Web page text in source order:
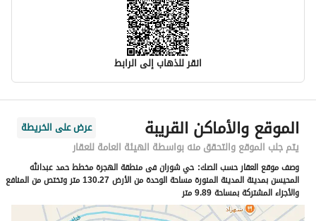
انقر للذهاب إلى الرابط
معلومات مسؤول الإعلان
اسم المسؤول
محمد يوسف مرزوق المغذوي
رقم المسؤول
0537202669
الموقع والأماكن القريبة
عرض على الخريطة
يتم جلب الموقع والتحقق منه بواسطة الهيئة العامة للعقار
وصف موقع العقار حسب الصك: حي شوران فى منطقة الهجرة مخطط حمد عبدالله
المحيسن بمدينة المدينة المنورة مساحة الوحدة من الأرض 130.27 متر وتختص من المنافع
والأجزاء المشتركة بمساحة 9.89 متر